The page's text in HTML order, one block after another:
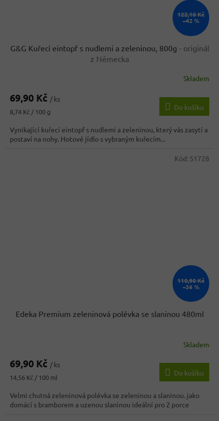
122,10 Kč
–42 %
G&G Kuřecí eintopf s nudlemi a zeleninou, 800g - originál
z Německa
produktu
4,1
z
5
hvězdiček.
Skladem
69,90 Kč / ks
Měrná
8,74 Kč / 100 g
Do košíku
Vynikající kuřecí eintopf s nudlemi a zeleninou, který vás zasytí a
postaví na nohy. Hotové jídlo s vybraným kuřecím...
110,90 Kč
–36 %
Edeka Premium zeleninová polévka se slaninou 480ml
produktu
5,0
z
5
Skladem
69,90 Kč / ks
Měrná
14,56 Kč / 100 ml
Do košíku
Velmi chutná zeleninová polévka se zeleninou a slaninou. jako
domácí s bramborem a uzenou slaninou ideální pro 2 porce
Kód: 51728